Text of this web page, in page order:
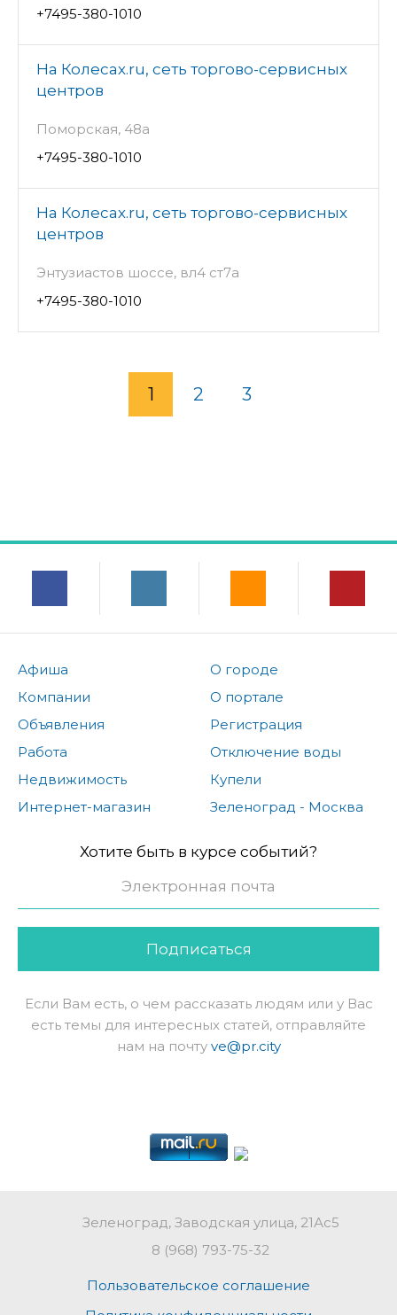
+7495-380-1010
На Колесах.ru, сеть торгово-сервисных
центров
Поморская, 48а
+7495-380-1010
На Колесах.ru, сеть торгово-сервисных
центров
Энтузиастов шоссе, вл4 ст7а
+7495-380-1010
1 2 3
Афиша
Компании
Объявления
Работа
Недвижимость
Интернет-магазин
О городе
О портале
Регистрация
Отключение воды
Купели
Зеленоград - Москва
Хотите быть в курсе событий?
Подписаться
Если Вам есть, о чем рассказать людям или у Вас
есть темы для интересных статей, отправляйте
нам на почту ve@pr.city
Зеленоград, Заводская улица, 21Ас5
8 (968) 793-75-32
Пользовательское соглашение